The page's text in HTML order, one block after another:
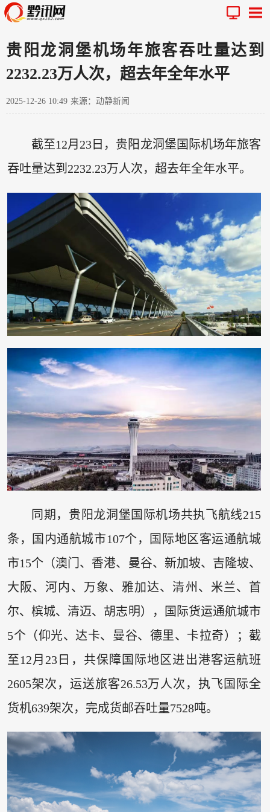
贵阳龙洞堡机场年旅客吞吐量达到
2232.23万人次，超去年全年水平
2025-12-26 10:49 来源：动静新闻
截至12月23日，贵阳龙洞堡国际机场年旅客
吞吐量达到2232.23万人次，超去年全年水平。
同期，贵阳龙洞堡国际机场共执飞航线215
条，国内通航城市107个，国际地区客运通航城
市15个（澳门、香港、曼谷、新加坡、吉隆坡、
大阪、河内、万象、雅加达、清州、米兰、首
尔、槟城、清迈、胡志明），国际货运通航城市
5个（仰光、达卡、曼谷、德里、卡拉奇）；截
至12月23日，共保障国际地区进出港客运航班
2605架次，运送旅客26.53万人次，执飞国际全
货机639架次，完成货邮吞吐量7528吨。